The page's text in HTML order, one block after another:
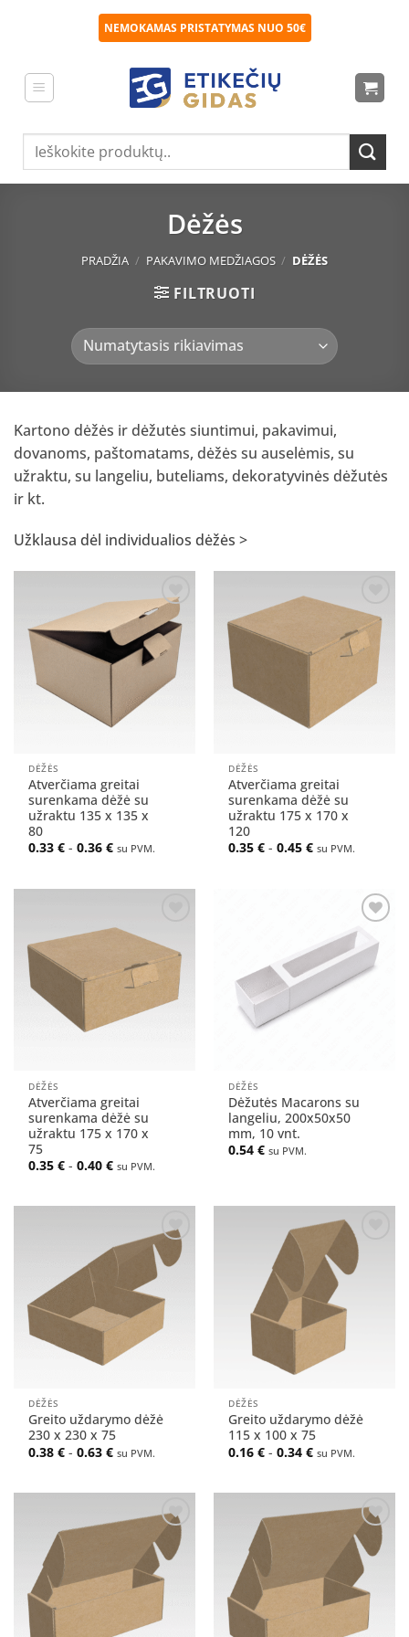
NEMOKAMAS PRISTATYMAS NUO 50€
Ieškoti:
Dėžės
PRADŽIA / PAKAVIMO MEDŽIAGOS / DĖŽĖS
FILTRUOTI
Kartono dėžės ir dėžutės siuntimui, pakavimui,
dovanoms, paštomatams, dėžės su auselėmis, su
užraktu, su langeliu, buteliams, dekoratyvinės dėžutės
ir kt.
Užklausa dėl individualios dėžės >
Pridėti
į norų
sąrašą
DĖŽĖS
Atverčiama greitai
surenkama dėžė su
užraktu 135 x 135 x
80
0.33€ -0.36€ su PVM.
Pridėti
į norų
sąrašą
DĖŽĖS
Atverčiama greitai
surenkama dėžė su
užraktu 175 x 170 x
120
0.35€ -0.45€ su PVM.
į norų
sąrašą
DĖŽĖS
Atverčiama greitai
surenkama dėžė su
užraktu 175 x 170 x
75
0.35€ -0.40€ su PVM.
Pridėti
į norų
sąrašą
DĖŽĖS
Dėžutės Macarons su
langeliu, 200x50x50
mm, 10 vnt.
0.54€ su PVM.
Pridėti
į norų
sąrašą
DĖŽĖS
Greito uždarymo dėžė
230 x 230 x 75
0.38€ -0.63€ su PVM.
Pridėti
į norų
sąrašą
DĖŽĖS
Greito uždarymo dėžė
115 x 100 x 75
0.16€ -0.34€ su PVM.
Pridėti
į norų
sąrašą
Pridėti
į norų
sąrašą